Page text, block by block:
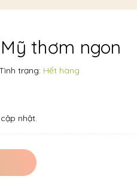
thơm ngon
trạng: Hết hàng
nhật.